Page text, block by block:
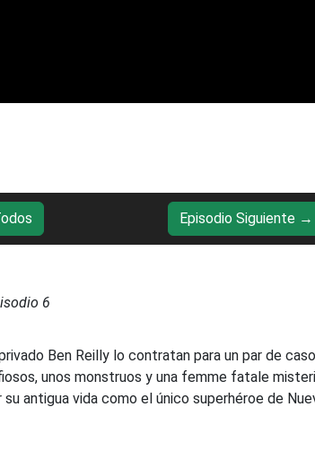
Episodio Siguiente →
6
Ben Reilly lo contratan para un par de
unos monstruos y una femme fatale
antigua vida como el único superhéroe de